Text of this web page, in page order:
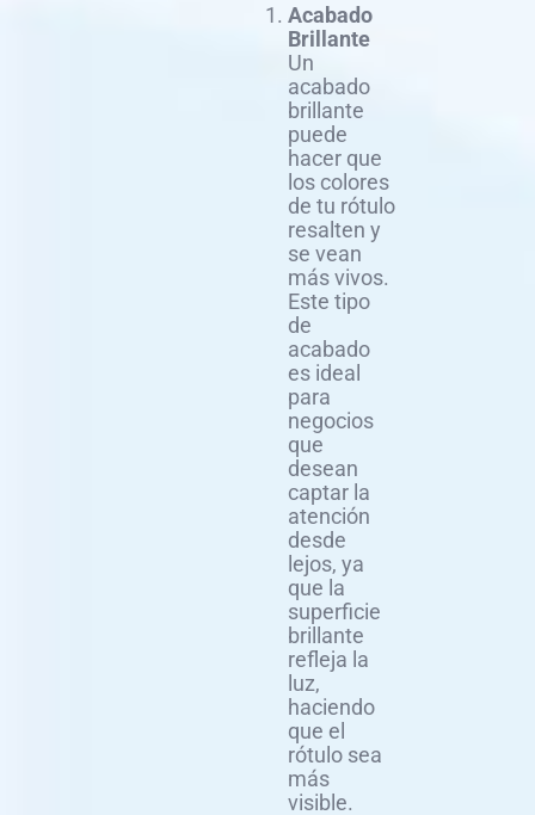
Acabado
Brillante
Un
acabado
brillante
puede
hacer que
los colores
de tu rótulo
resalten y
se vean
más vivos.
Este tipo
de
acabado
es ideal
para
negocios
que
desean
captar la
atención
desde
lejos, ya
que la
superficie
brillante
refleja la
luz,
haciendo
que el
rótulo sea
más
visible.